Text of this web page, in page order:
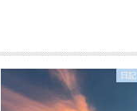
日記